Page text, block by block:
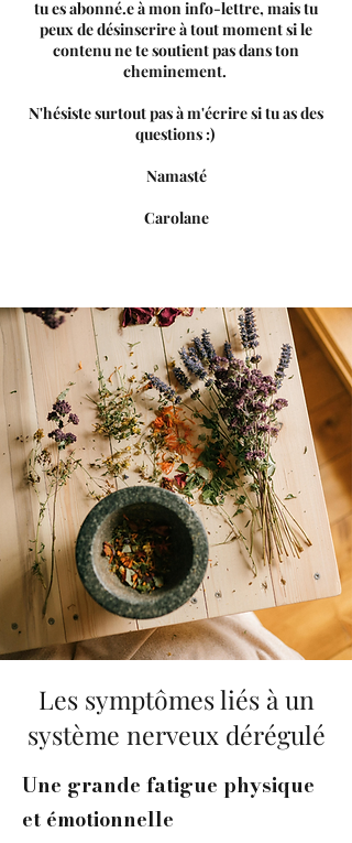
tu es abonné.e à mon info-lettre, mais tu
peux de désinscrire à tout moment si le
contenu ne te soutient pas dans ton
cheminement.
N'hésiste surtout pas à m'écrire si tu as des
questions :)
Namasté
Carolane
Les symptômes liés à un
système nerveux dérégulé
Une grande fatigue physique
et émotionnelle